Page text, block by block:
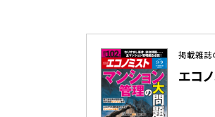
掲載雑誌
エコ